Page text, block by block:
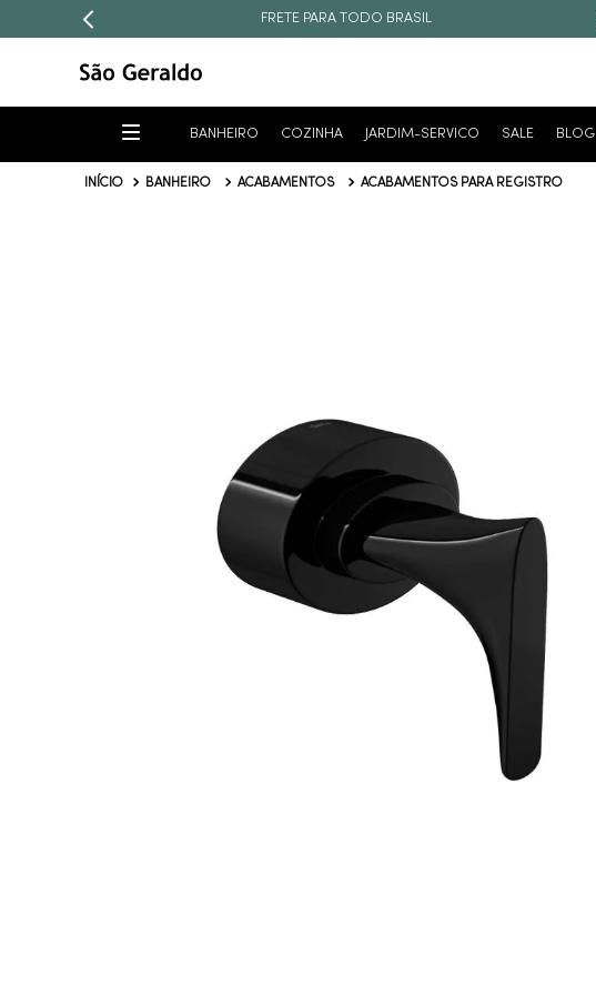
FRETE PARA TODO BRASIL
BANHEIRO COZINHA JARDIM-SERVICO SALE BLOG
BANHEIRO ACABAMENTOS ACABAMENTOS PARA REGISTRO